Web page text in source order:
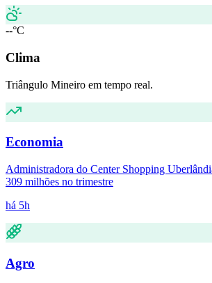
--°C
Clima
Triângulo Mineiro em tempo real.
Economia
Administradora do Center Shopping
309 milhões no trimestre
há 5h
Agro